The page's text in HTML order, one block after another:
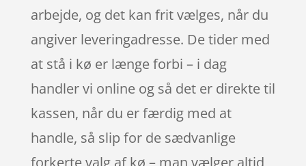
arbejde, og det kan frit vælges, når du
angiver leveringadresse. De tider med
at stå i kø er længe forbi – i dag
handler vi online og så det er direkte til
kassen, når du er færdig med at
handle, så slip for de sædvanlige
forkerte valg af kø – man vælger altid